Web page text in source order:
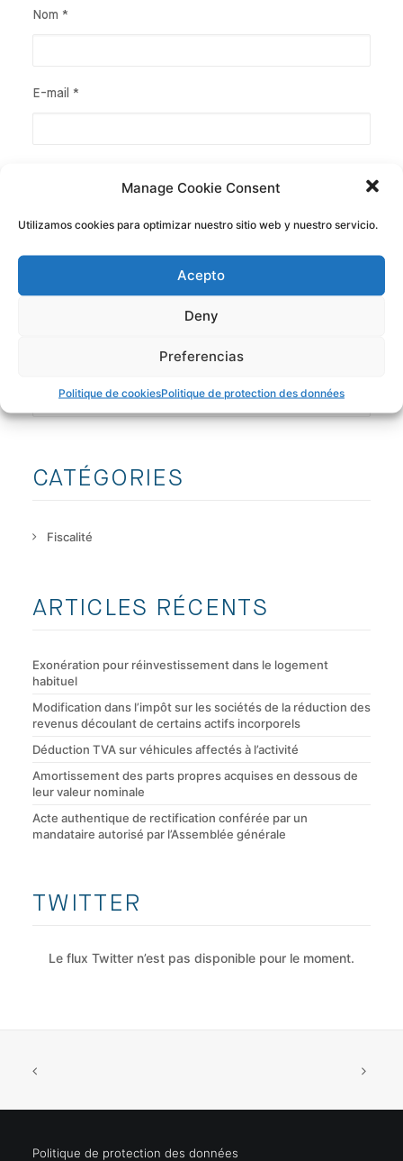
Manage Cookie Consent
Utilizamos cookies para optimizar nuestro sitio web y nuestro servicio.
Acepto
Deny
Preferencias
Politique de cookiesPolitique de protection des données
Nom *
E-mail *
CATÉGORIES
Fiscalité
ARTICLES RÉCENTS
Exonération pour réinvestissement dans le logement
habituel
Modification dans l’impôt sur les sociétés de la réduction des
revenus découlant de certains actifs incorporels
Déduction TVA sur véhicules affectés à l’activité
Amortissement des parts propres acquises en dessous de
leur valeur nominale
Acte authentique de rectification conférée par un
mandataire autorisé par l’Assemblée générale
TWITTER
Le flux Twitter n’est pas disponible pour le moment.
Politique de protection des données